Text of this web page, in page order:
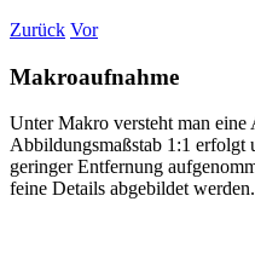
Zurück Vor
Makroaufnahme
Unter Makro versteht man eine
Abbildungsmaßstab 1:1 erfolgt
geringer Entfernung
feine Details abgebildet werden.